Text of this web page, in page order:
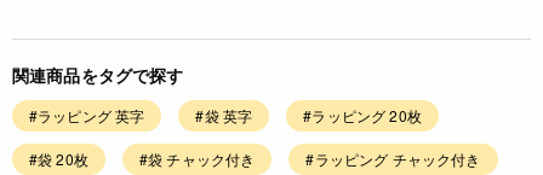
関連商品をタグで探す
#ラッピング 英字 #袋 英字 #ラッピング 20枚
#袋 20枚 #袋 チャック付き #ラッピング チャック付き